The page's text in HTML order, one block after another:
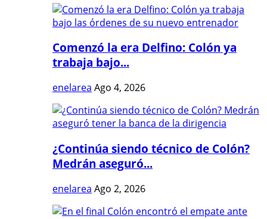
Comenzó la era Delfino: Colón ya
trabaja bajo...
enelarea Ago 4, 2026
¿Continúa siendo técnico de Colón?
Medrán aseguró...
enelarea Ago 2, 2026